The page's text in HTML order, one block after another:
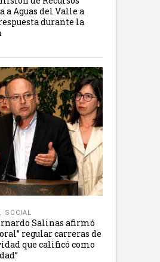
a Aguas del Valle a
durante la
, SOCIAL
Salinas afirmó
regular carreras de
que calificó como